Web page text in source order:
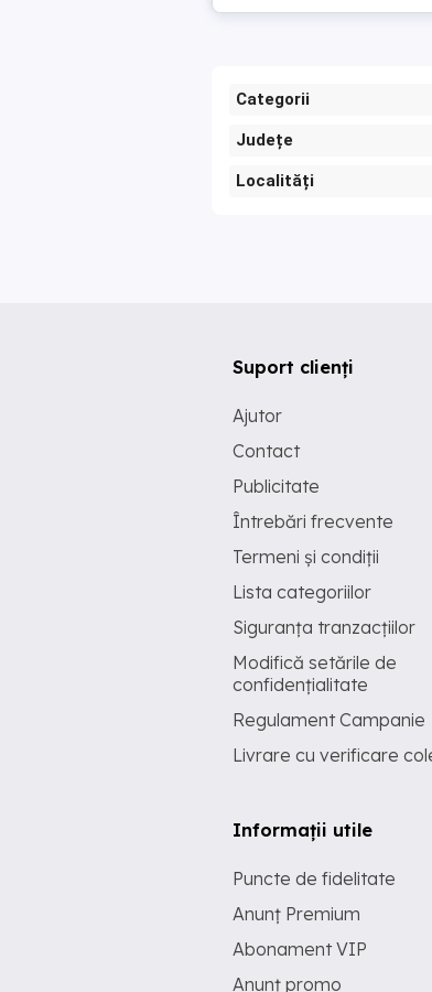
Categorii
Județe
Localități
Suport clienți
Ajutor
Contact
Publicitate
Întrebări frecvente
Termeni și condiții
Lista categoriilor
Siguranța tranzacțiilor
Modifică setările de
confidențialitate
Regulament Campanie
Livrare cu verificare
Informații utile
Puncte de fidelitate
Anunț Premium
Abonament VIP
Anunț promo